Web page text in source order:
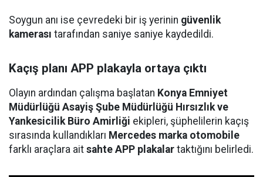
Soygun anı ise çevredeki bir iş yerinin güvenlik
kamerası tarafından saniye saniye kaydedildi.
Kaçış planı APP plakayla ortaya çıktı
Olayın ardından çalışma başlatan Konya Emniyet
Müdürlüğü Asayiş Şube Müdürlüğü Hırsızlık ve
Yankesicilik Büro Amirliği ekipleri, şüphelilerin kaçış
sırasında kullandıkları Mercedes marka otomobile
farklı araçlara ait sahte APP plakalar taktığını belirledi.